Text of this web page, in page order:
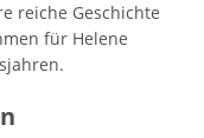
reiche Geschichte
für Helene